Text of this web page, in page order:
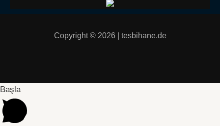
Copyright © 2026 | tesbihane.de
Başla